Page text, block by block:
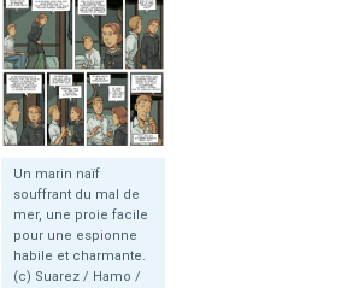
Un marin naïf
souffrant du mal de
mer, une proie facile
pour une espionne
habile et charmante.
(c) Suarez / Hamo /